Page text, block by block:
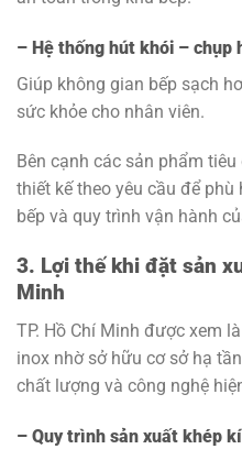
– Hệ thống hút khói – chụp
Giúp không gian bếp sạch
sức khỏe cho nhân viên.
Bên cạnh các sản phẩm
thiết kế theo yêu cầu để
bếp và quy trình vận hành
3. Lợi thế khi đặt sản
Minh
TP. Hồ Chí Minh được xem
inox nhờ sở hữu cơ sở hạ
chất lượng và công nghệ
– Quy trình sản xuất khép